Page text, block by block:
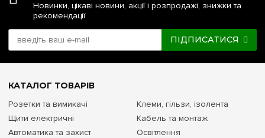
Новинки, цікаві новини, акції і розпродажі, знижки та
рекомендації
ПІДПИСАТИСЯ
КАТАЛОГ ТОВАРІВ
Розетки та вимикачі
Щити електричні
Автоматика та захист
Клеми, гільзи, ізолента
Кабель та монтаж
Освітлення